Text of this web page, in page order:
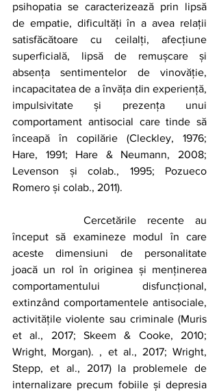
psihopatia se caracterizează prin lipsă
de empatie, dificultăți în a avea relații
satisfăcătoare cu ceilalți, afecțiune
superficială, lipsă de remușcare și
absența sentimentelor de vinovăție,
incapacitatea de a învăța din experiență,
impulsivitate și prezența unui
comportament antisocial care tinde să
înceapă în copilărie (Cleckley, 1976;
Hare, 1991; Hare & Neumann, 2008;
Levenson și colab., 1995; Pozueco
Romero și colab., 2011).
început să examineze modul în care
aceste dimensiuni de personalitate
joacă un rol în originea și menținerea
comportamentului disfuncțional,
extinzând comportamentele antisociale,
activitățile violente sau criminale (Muris
et al., 2017; Skeem & Cooke, 2010;
Wright, Morgan). , et al., 2017; Wright,
Stepp, et al., 2017) la problemele de
internalizare precum fobiile și depresia